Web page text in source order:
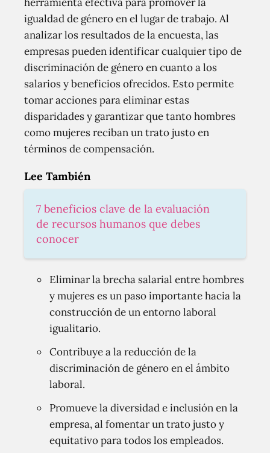
igualdad de género en el lugar de trabajo. Al
analizar los resultados de la encuesta, las
empresas pueden identificar cualquier tipo de
discriminación de género en cuanto a los
salarios y beneficios ofrecidos. Esto permite
tomar acciones para eliminar estas
disparidades y garantizar que tanto hombres
como mujeres reciban un trato justo en
términos de compensación.
Lee También
7 beneficios clave de la evaluación
de recursos humanos que debes
conocer
Eliminar la brecha salarial entre hombres
y mujeres es un paso importante hacia la
construcción de un entorno laboral
igualitario.
Contribuye a la reducción de la
discriminación de género en el ámbito
laboral.
Promueve la diversidad e inclusión en la
empresa, al fomentar un trato justo y
equitativo para todos los empleados.